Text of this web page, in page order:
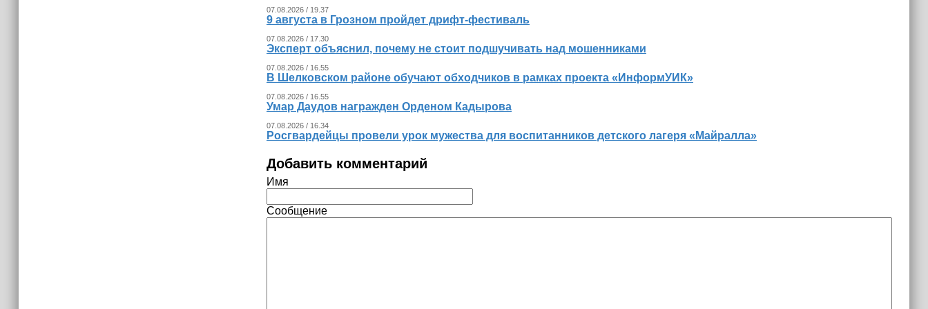
07.08.2026 / 19.37
9 августа в Грозном пройдет дрифт-фестиваль
07.08.2026 / 17.30
Эксперт объяснил, почему не стоит подшучивать над мошенниками
07.08.2026 / 16.55
В Шелковском районе обучают обходчиков в рамках проекта «ИнформУИК»
07.08.2026 / 16.55
Умар Даудов награжден Орденом Кадырова
07.08.2026 / 16.34
Росгвардейцы провели урок мужества для воспитанников детского лагеря «Майралла»
Добавить комментарий
Имя
Сообщение